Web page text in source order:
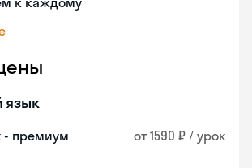
язык
- премиум от 1590 ₽ / урок